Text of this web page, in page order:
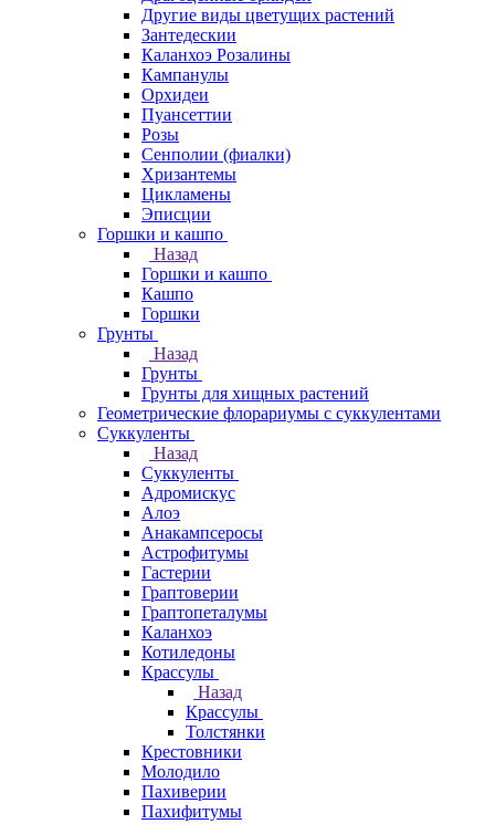
Другие виды цветущих растений
Зантедескии
Каланхоэ Розалины
Кампанулы
Орхидеи
Пуансеттии
Розы
Сенполии (фиалки)
Хризантемы
Цикламены
Эписции
Горшки и кашпо
Назад
Горшки и кашпо
Кашпо
Горшки
Грунты
Назад
Грунты
Грунты для хищных растений
Геометрические флорариумы с суккулентами
Суккуленты
Назад
Суккуленты
Адромискус
Алоэ
Анакампсеросы
Астрофитумы
Гастерии
Граптоверии
Граптопеталумы
Каланхоэ
Котиледоны
Крассулы
Назад
Крассулы
Толстянки
Крестовники
Молодило
Пахиверии
Пахифитумы